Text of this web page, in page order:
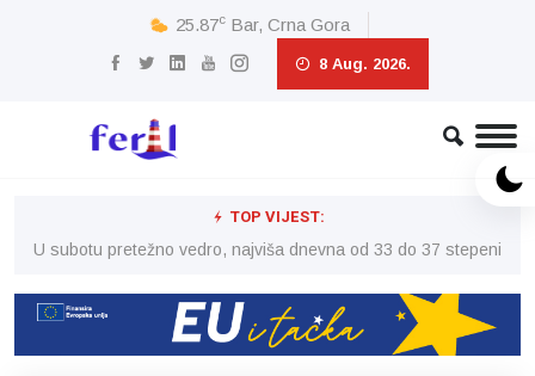
25.87c Bar, Crna Gora
8 Aug. 2026.
TOP VIJEST:
U subotu pretežno vedro, najviša dnevna od 33 do 37 stepeni